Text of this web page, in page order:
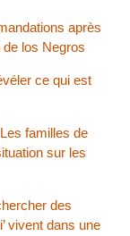
après
los Negros
ce qui est
familles de
sur les
des
vivent dans une